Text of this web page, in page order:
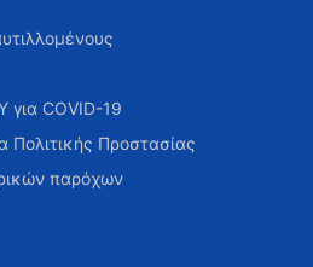
για COVID-19
Πολιτικής Προστασίας
παρόχων